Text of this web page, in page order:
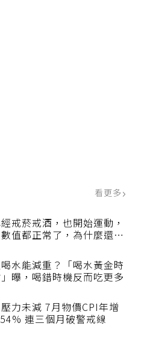
看更多
戒菸戒酒，也開始運動，
值都正常了，為什麼還不
水能減重？「喝水黃金時
曝，喝錯時機反而吃更多
力未減 7月物價CPI年增
連三個月破警戒線